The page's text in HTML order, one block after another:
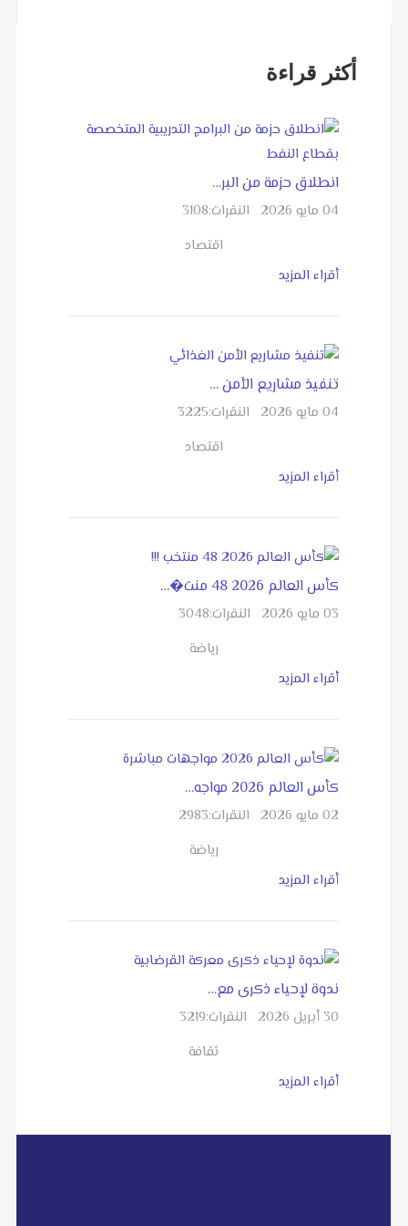
أكثر قراءة
انطلاق حزمة من البر…
04 مايو 2026 النقرات:3108
اقتصاد
أقراء المزيد
تنفيذ مشاريع الأمن …
04 مايو 2026 النقرات:3225
اقتصاد
أقراء المزيد
كأس العالم 2026 48 منت�…
03 مايو 2026 النقرات:3048
رياضة
أقراء المزيد
كأس العالم 2026 مواجه…
02 مايو 2026 النقرات:2983
رياضة
أقراء المزيد
ندوة لإحياء ذكرى مع…
30 أبريل 2026 النقرات:3219
ثقافة
أقراء المزيد